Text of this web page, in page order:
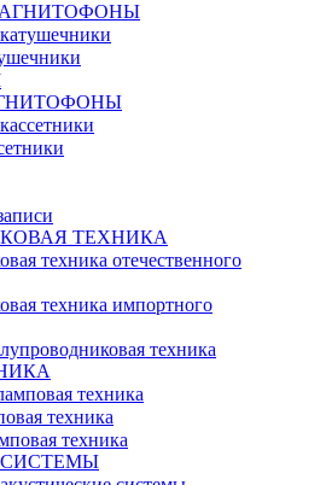
ТЕХНИКА
техника отечественного
техника импортного
техника
техника
техника
техника
СИСТЕМЫ